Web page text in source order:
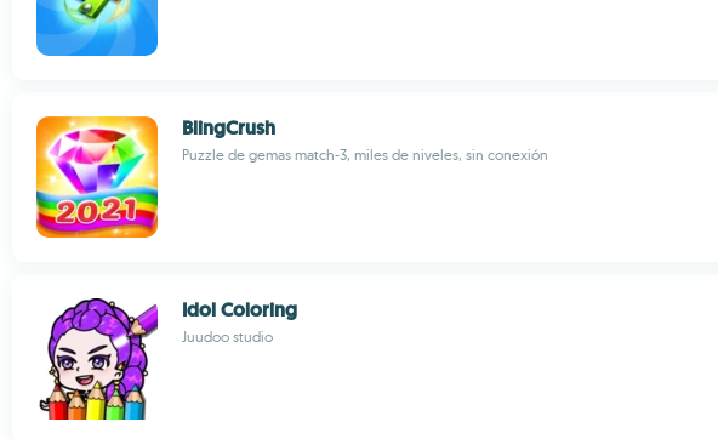
BlingCrush
Puzzle de gemas match-3, miles de niveles, sin conexión
Idol Coloring
Juudoo studio